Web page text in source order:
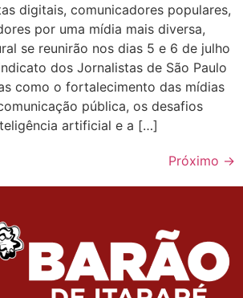
digitais, comunicadores populares,
por uma mídia mais diversa,
se reunirão nos dias 5 e 6 de julho
dos Jornalistas de São Paulo
como o fortalecimento das mídias
pública, os desafios
artificial e a […]
Próximo →